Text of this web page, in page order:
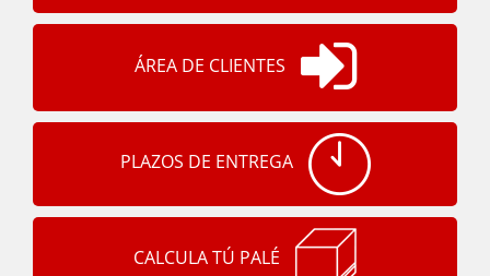
ÁREA DE CLIENTES
PLAZOS DE ENTREGA
CALCULA TÚ PALÉ